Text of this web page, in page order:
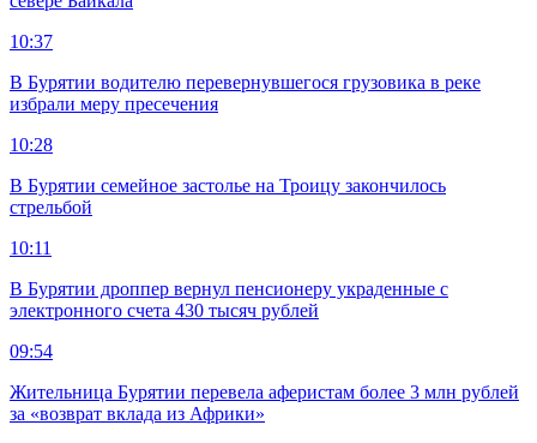
10:37
В Бурятии водителю перевернувшегося грузовика в реке
избрали меру пресечения
10:28
В Бурятии семейное застолье на Троицу закончилось
стрельбой
10:11
В Бурятии дроппер вернул пенсионеру украденные с
электронного счета 430 тысяч рублей
09:54
Жительница Бурятии перевела аферистам более 3 млн рублей
за «возврат вклада из Африки»